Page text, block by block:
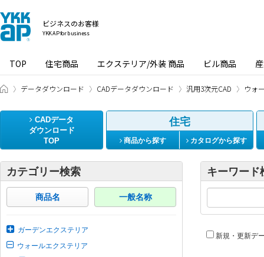
ビジネスのお客様
YKK AP for business
TOP 住宅商品 エクステリア/外装 商品 ビル商品
ビジネスのお客様 HOME
データダウンロード CADデータダウンロード 汎用3次元CAD ウォ
CADデータ
ダウンロード
TOP
住宅
商品から探す カタログから探す
カテゴリー検索
商品名 一般名称
ガーデンエクステリア
ウォールエクステリア
キーワード
新規・更新デ